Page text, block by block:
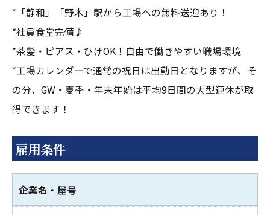
*「静和」「野木」駅から工場への無料送迎あり！
*社員食堂完備♪
*茶髪・ピアス・ひげOK！自由で働きやすい職場環境
*工場カレンダーで通常の祝日は出勤日となりますが、そ
の分、GW・夏季・年末年始は平均9日間の大型連休が取
得できます！
雇用条件
企業名・屋号